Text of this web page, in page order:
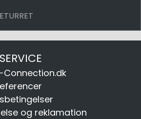
Connection.dk
og reklamation